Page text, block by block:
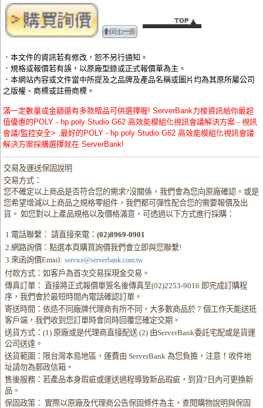
．本文件的資訊若有修改，恕不另行通知。
．規格或報價若有誤，以原廠型錄或正式報價單為主。
．本網站內容或文件當中所提及之品牌及產品名稱或圖片均為其原所屬公司
之版權、商標或註冊商標。
滿一定數量或金額還有多款贈品可供選擇喔! ServerBank力梭資訊給你最超
值優惠的POLY - hp poly Studio G62 高效能模組化視訊會議解決方案 - 視訊
會議/監控安全> ,最好的POLY - hp poly Studio G62 高效能模組化視訊會議
解決方案採購選擇就在 ServerBank!
交易及運送保固說明
交易方式：
您不確定以上商品是否符合您的需求?沒關係，我們會為您向原廠確認。或是
您希望增減以上商品之規格零組件，我們都可彈性配合您的需要報價及出
貨。 如您對以上產品規格以及價格滿意，可透過以下方式進行採購：
1.電話聯繫： 請直接來電：(02)8969-0901
2.網路詢價：點選本頁購買詢價我們會立即與您聯繫!
3.來函詢價Email: service@serverbank.com.tw
付款方式：如客戶為首次交易採現金交易。
傳真訂單： 直接將正式報價單簽名後傳真至(02)2253-9016 即完成訂購程
序，我們會於最短時間內電話確認訂單。
寄送時間：依造不同廠牌代理商有所不同，大多數商品於 7 個工作天能送抵
客戶端，我們收到您訂單時會同時回覆您確定交期。
送貨方式：(1) 原廠或是代理商直接配送 (2) 由ServerBank委託宅配或是貨運
公司送達。
送貨範圍：限台灣本島地區，運費由 ServerBank 為您負擔，注意！收件地
址請勿為郵政信箱。
售後服務：若產品本身瑕疵或運送過程導致新品瑕疵，到貨7日內可更換新
品。
保固政策： 實際以原廠及代理商公告保固條件為主，查閱購物說明與保固